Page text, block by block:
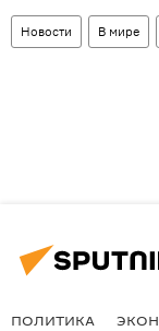
Новости В мире
ПОЛИТИКА